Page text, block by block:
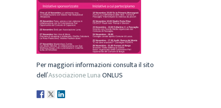
Per maggiori informazioni consulta il sito
dell’Associazione LunaONLUS